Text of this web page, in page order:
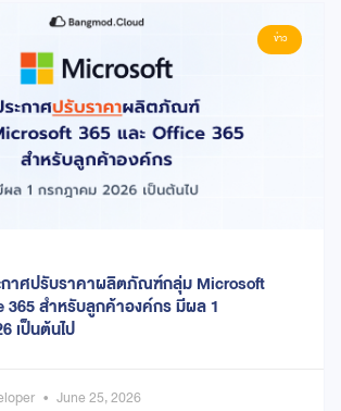
ข่าว
กาศปรับราคาผลิตภัณฑ์กลุ่ม Microsoft
365 สำหรับลูกค้าองค์กร มีผล 1
เป็นต้นไป
June 25, 2026